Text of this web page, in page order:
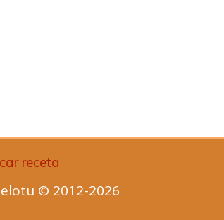
receta
© 2012-2026